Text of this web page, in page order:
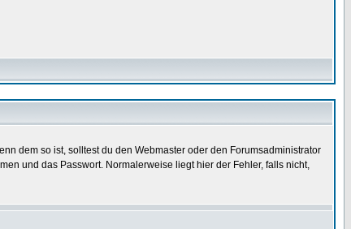
dem so ist, solltest du den Webmaster oder den Forumsadministrator
und das Passwort. Normalerweise liegt hier der Fehler, falls nicht,